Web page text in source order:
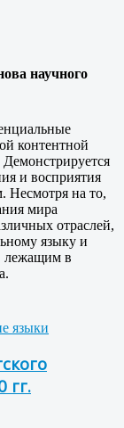
научного
контентной
и восприятия
Несмотря на то,
мира
отраслей,
языку и
лежащим в
языки
гг.